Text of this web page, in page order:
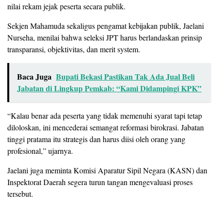
nilai rekam jejak peserta secara publik.
Sekjen Mahamuda sekaligus pengamat kebijakan publik, Jaelani
Nurseha, menilai bahwa seleksi JPT harus berlandaskan prinsip
transparansi, objektivitas, dan merit system.
Baca Juga Bupati Bekasi Pastikan Tak Ada Jual Beli
Jabatan di Lingkup Pemkab: “Kami Didampingi KPK”
“Kalau benar ada peserta yang tidak memenuhi syarat tapi tetap
diloloskan, ini mencederai semangat reformasi birokrasi. Jabatan
tinggi pratama itu strategis dan harus diisi oleh orang yang
profesional,” ujarnya.
Jaelani juga meminta Komisi Aparatur Sipil Negara (KASN) dan
Inspektorat Daerah segera turun tangan mengevaluasi proses
tersebut.